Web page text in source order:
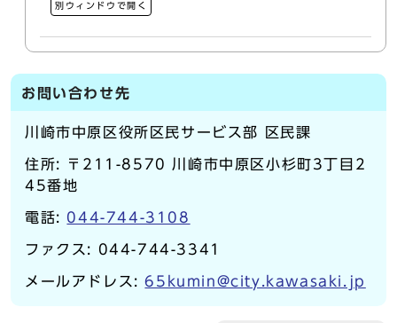
別ウィンドウで開く
お問い合わせ先
川崎市中原区役所区民サービス部 区民課
住所: 〒211-8570 川崎市中原区小杉町3丁目2
45番地
電話: 044-744-3108
ファクス: 044-744-3341
メールアドレス:65kumin@city.kawasaki.jp